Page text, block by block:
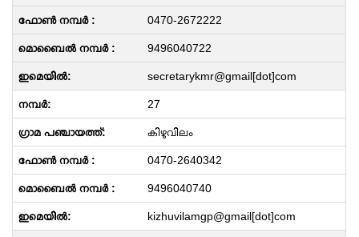
0470-2672222
9496040722
secretarykmr@gmail[dot]com
27
കിഴുവിലം
0470-2640342
9496040740
kizhuvilamgp@gmail[dot]com